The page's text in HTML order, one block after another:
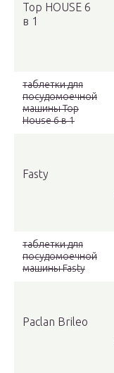
Top HOUSE 6
в 1
таблетки для
посудомоечной
машины Top
House 6 в 1
Fasty
таблетки для
посудомоечной
машины Fasty
Paclan Brileo